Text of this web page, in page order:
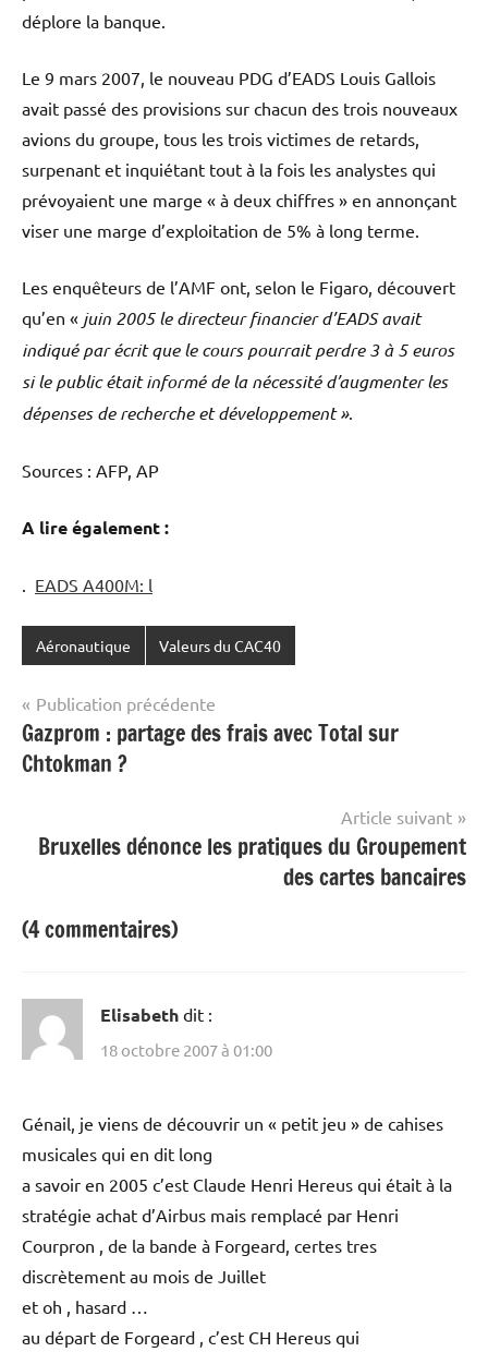
déplore la banque.
Le 9 mars 2007, le nouveau PDG d’EADS Louis Gallois
avait passé des provisions sur chacun des trois nouveaux
avions du groupe, tous les trois victimes de retards,
surpenant et inquiétant tout à la fois les analystes qui
prévoyaient une marge « à deux chiffres » en annonçant
viser une marge d’exploitation de 5% à long terme.
Les enquêteurs de l’AMF ont, selon le Figaro, découvert
qu’en « juin 2005 le directeur financier d’EADS avait
indiqué par écrit que le cours pourrait perdre 3 à 5 euros
si le public était informé de la nécessité d’augmenter les
dépenses de recherche et développement ».
Sources : AFP, AP
A lire également :
EADS A400M: l
Aéronautique Valeurs du CAC40
Navigation
de
l’article
Publication précédente
Gazprom : partage des frais avec Total sur
Chtokman ?
Article suivant
Bruxelles dénonce les pratiques du Groupement
des cartes bancaires
(4 commentaires)
Elisabeth dit :
18 octobre 2007 à 01:00
Génail, je viens de découvrir un « petit jeu » de cahises
musicales qui en dit long
a savoir en 2005 c’est Claude Henri Hereus qui était à la
stratégie achat d’Airbus mais remplacé par Henri
Courpron , de la bande à Forgeard, certes tres
discrètement au mois de Juillet
et oh , hasard …
au départ de Forgeard , c’est CH Hereus qui